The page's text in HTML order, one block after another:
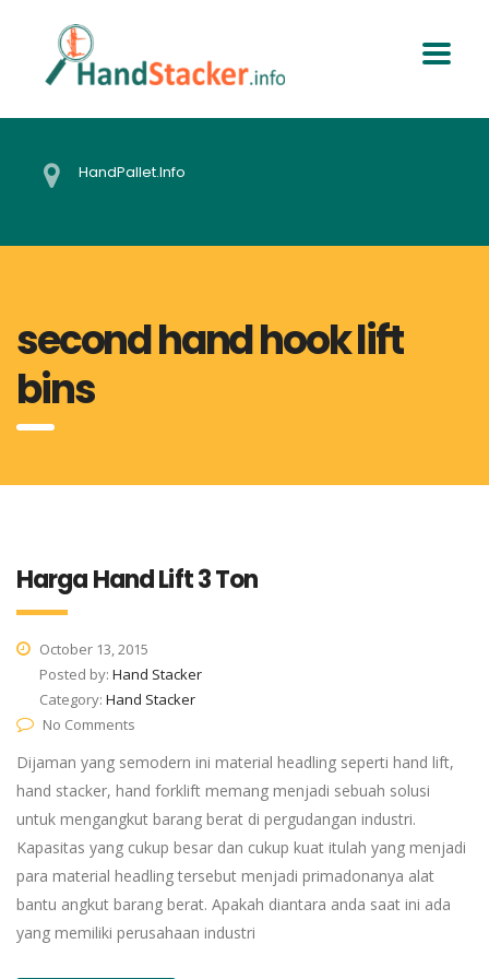
HandPallet.Info
second hand hook lift
bins
Harga Hand Lift 3 Ton
October 13, 2015
Posted by: Hand Stacker
Category: Hand Stacker
No Comments
Dijaman yang semodern ini material headling seperti hand lift,
hand stacker, hand forklift memang menjadi sebuah solusi
untuk mengangkut barang berat di pergudangan industri.
Kapasitas yang cukup besar dan cukup kuat itulah yang menjadi
para material headling tersebut menjadi primadonanya alat
bantu angkut barang berat. Apakah diantara anda saat ini ada
yang memiliki perusahaan industri